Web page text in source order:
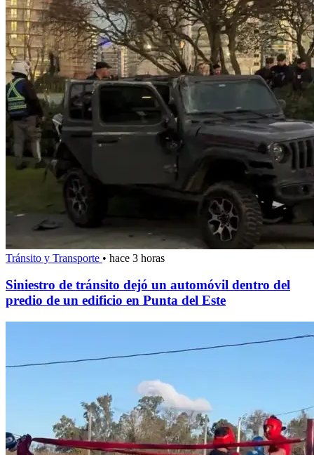
Tránsito y Transporte • hace 3 horas
Siniestro de tránsito dejó un automóvil dentro del
predio de un edificio en Punta del Este